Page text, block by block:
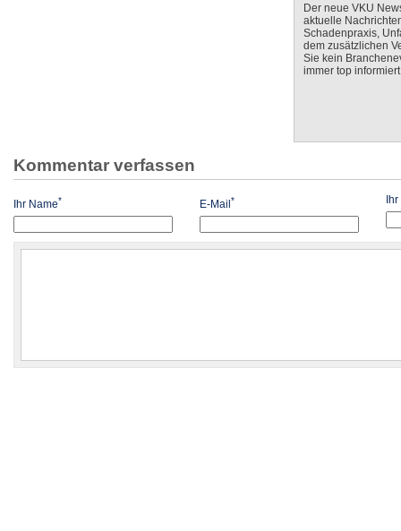
Der neue VKU
aktuelle
Schadenpraxis,
dem zusätzlichen
Sie kein
immer top
Kommentar verfassen
Ihr Name* E-Mail* Ihr